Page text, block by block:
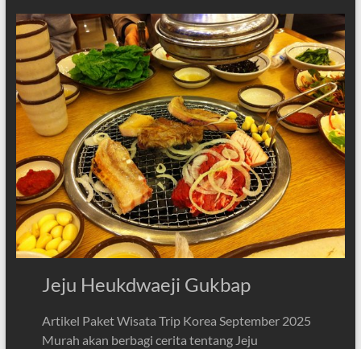
Jeju Heukdwaeji Gukbap
Artikel Paket Wisata Trip Korea September 2025
Murah akan berbagi cerita tentang Jeju